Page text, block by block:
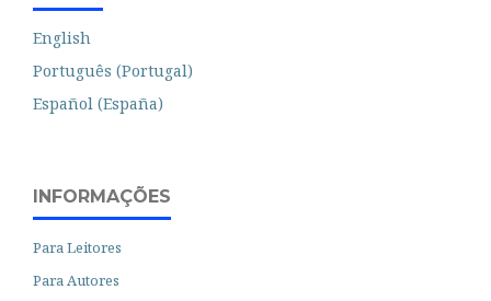
English
Português (Portugal)
Español (España)
INFORMAÇÕES
Para Leitores
Para Autores